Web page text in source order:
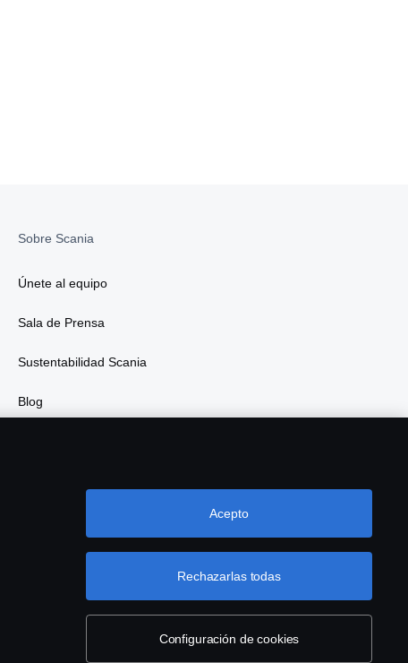
Sobre Scania
Únete al equipo
Sala de Prensa
Sustentabilidad Scania
Blog
Configuración de cookies
Rechazarlas todas
Acepto